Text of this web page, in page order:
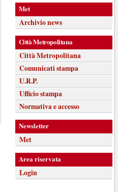
Met
Archivio news
Città Metropolitana
Città Metropolitana
Comunicati stampa
U.R.P.
Ufficio stampa
Normativa e accesso
Newsletter
Met
Area riservata
Login